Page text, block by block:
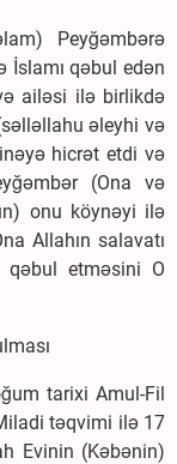
Peyğəmbərə
qəbul edən
ailəsi ilə birlikdə
əleyhi və
hicrət etdi və
(Ona və
onu köynəyi ilə
Allahın salavatı
etməsini O
tarixi Amul-Fil
təqvimi ilə 17
Evinin (Kəbənin)